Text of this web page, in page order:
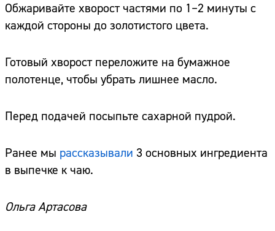
Обжаривайте хворост частями по 1–2 минуты с
каждой стороны до золотистого цвета.
Готовый хворост переложите на бумажное
полотенце, чтобы убрать лишнее масло.
Перед подачей посыпьте сахарной пудрой.
Ранее мы рассказывали 3 основных ингредиента
в выпечке к чаю.
Ольга Артасова